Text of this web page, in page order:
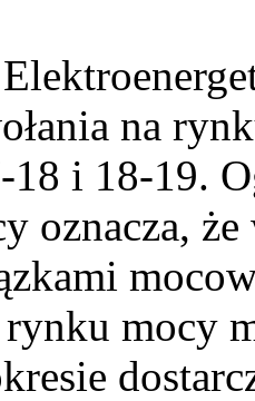
na
i 18-19.
oznacza,
mocy